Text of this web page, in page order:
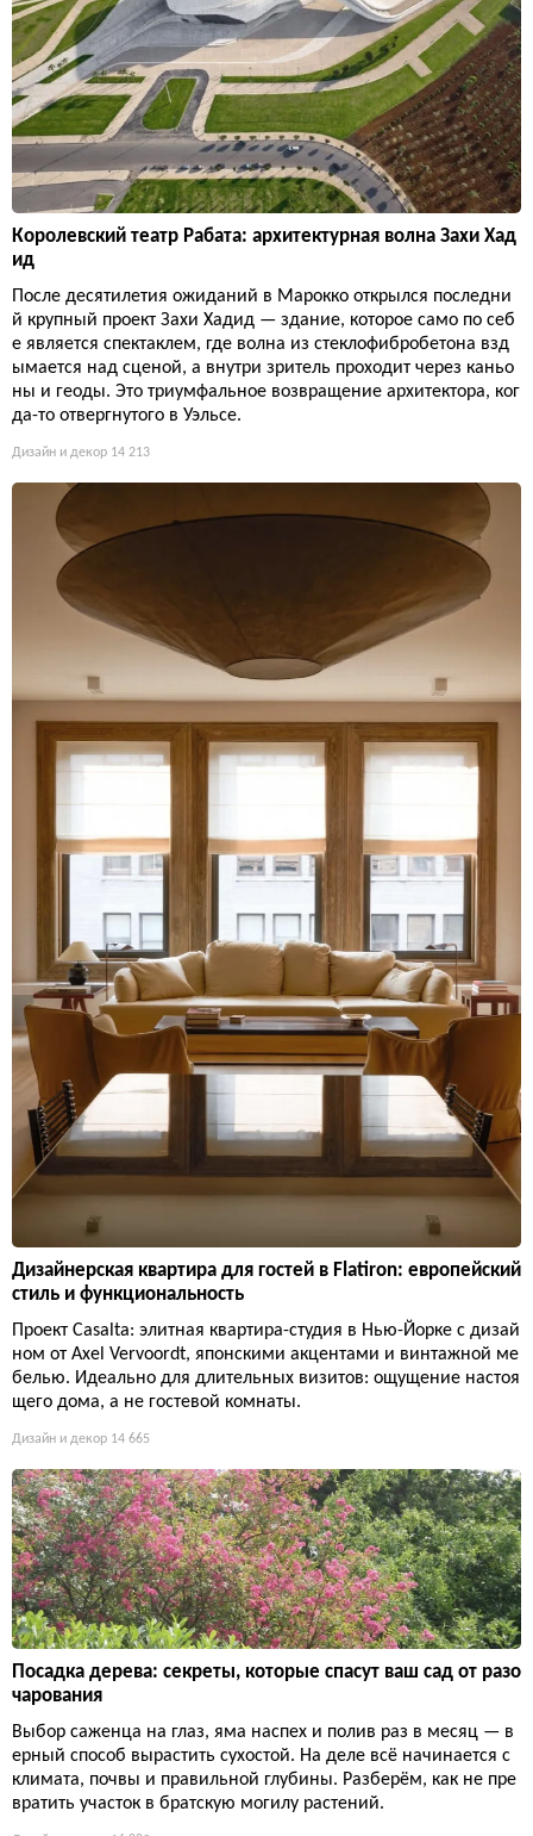
Королевский театр Рабата: архитектурная волна Захи Хад
ид
После десятилетия ожиданий в Марокко открылся последни
й крупный проект Захи Хадид — здание, которое само по себ
е является спектаклем, где волна из стеклофибробетона взд
ымается над сценой, а внутри зритель проходит через каньо
ны и геоды. Это триумфальное возвращение архитектора, ког
да-то отвергнутого в Уэльсе.
Дизайн и декор 14 213
Дизайнерская квартира для гостей в Flatiron: европейский
стиль и функциональность
Проект Casalta: элитная квартира-студия в Нью-Йорке с дизай
ном от Axel Vervoordt, японскими акцентами и винтажной ме
белью. Идеально для длительных визитов: ощущение настоя
щего дома, а не гостевой комнаты.
Дизайн и декор 14 665
Посадка дерева: секреты, которые спасут ваш сад от разо
чарования
Выбор саженца на глаз, яма наспех и полив раз в месяц — в
ерный способ вырастить сухостой. На деле всё начинается с
климата, почвы и правильной глубины. Разберём, как не пре
вратить участок в братскую могилу растений.